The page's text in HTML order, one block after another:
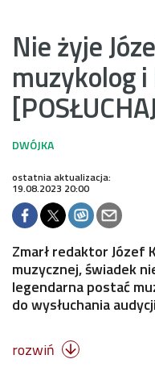
Nie żyje
muzykolog
ostatnia aktualizacja:
19.08.2023 20:00
Zmarł redaktor Józef
muzycznej, świadek
legendarna postać
do wysłuchania
rozwiń 